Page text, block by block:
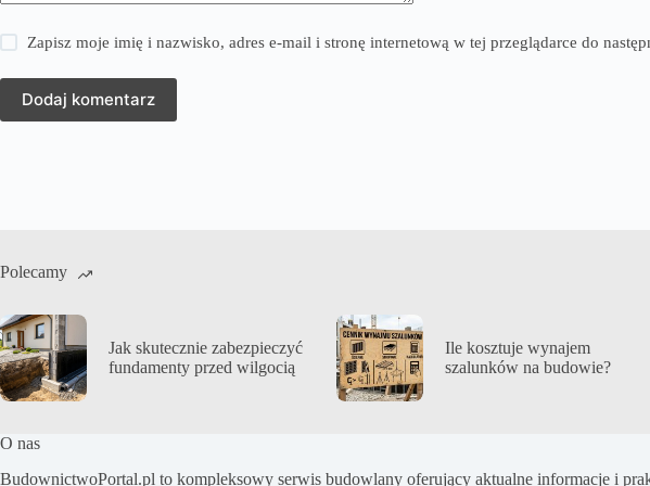
Zapisz moje imię i nazwisko, adres e-mail i stronę internetową w tej przeglądarce do
Dodaj komentarz
Polecamy
Jak skutecznie zabezpieczyć
fundamenty przed wilgocią
Ile kosztuje wynajem
szalunków na budowie?
O nas
BudownictwoPortal.pl to kompleksowy serwis budowlany oferujący aktualne informacje i